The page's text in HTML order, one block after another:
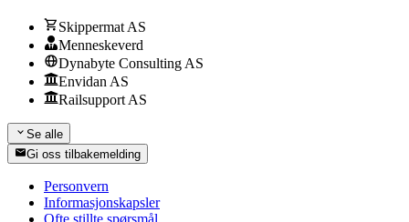
Skippermat AS
Menneskeverd
Dynabyte Consulting AS
Envidan AS
Railsupport AS
Se alle
Gi oss tilbakemelding
Personvern
Informasjonskapsler
Ofte stillte spørsmål